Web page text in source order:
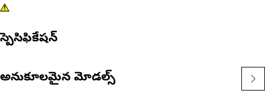
స్పెసిఫికేషన్
అనుకూలమైన మోడల్స్